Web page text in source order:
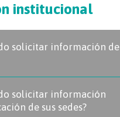
institucional
solicitar información de
solicitar información
de sus sedes?